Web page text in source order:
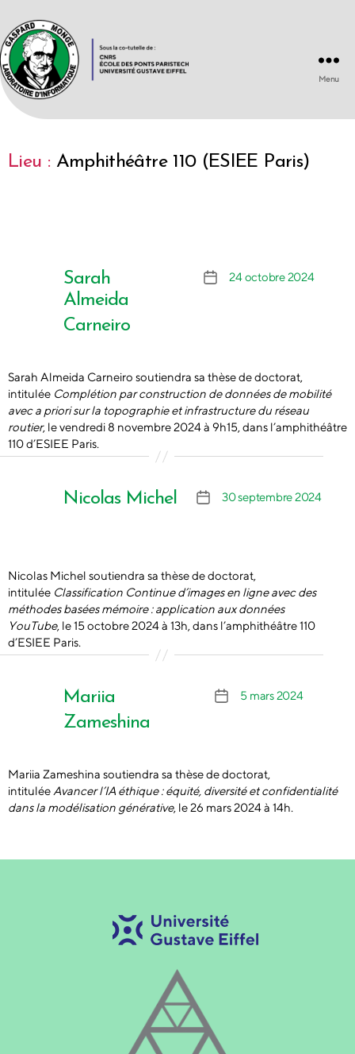
Laboratoire
d'Informatique
UMR
Menu
Lieu : Amphithéâtre 110 (ESIEE Paris)
Sarah
Almeida
Carneiro
Date
24 octobre 2024
Sarah Almeida Carneiro soutiendra sa thèse de doctorat,
intitulée Complétion par construction de données de mobilité
avec a priori sur la topographie et infrastructure du réseau
routier, le vendredi 8 novembre 2024 à 9h15, dans l’amphithéâtre
110 d’ESIEE Paris.
Nicolas Michel
Date
30 septembre 2024
Nicolas Michel soutiendra sa thèse de doctorat,
intitulée Classification Continue d’images en ligne avec des
méthodes basées mémoire : application aux données
YouTube, le 15 octobre 2024 à 13h, dans l’amphithéâtre 110
d’ESIEE Paris.
Mariia
Zameshina
Date
5 mars 2024
Mariia Zameshina soutiendra sa thèse de doctorat,
intitulée Avancer l’IA éthique : équité, diversité et confidentialité
dans la modélisation générative, le 26 mars 2024 à 14h.